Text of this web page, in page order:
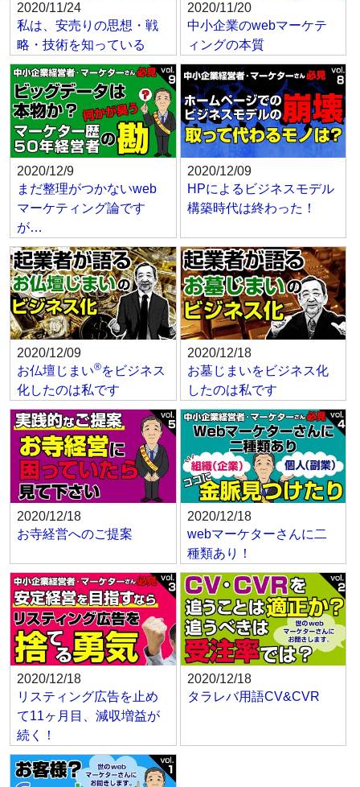
2020/11/24
私は、安売りの思想・戦
略・技術を知っている
2020/11/20
中小企業のwebマーケテ
ィングの本質
2020/12/9
まだ整理がつかないweb
マーケティング論です
が…
2020/12/09
HPによるビジネスモデル
構築時代は終わった！
2020/12/09
お仏壇じまい®をビジネス
化したのは私です
2020/12/18
お墓じまいをビジネス化
したのは私です
2020/12/18
お寺経営へのご提案
2020/12/18
webマーケターさんに二
種類あり！
2020/12/18
リスティング広告を止め
て11ヶ月目、減収増益が
続く！
2020/12/18
タラレバ用語CV&CVR